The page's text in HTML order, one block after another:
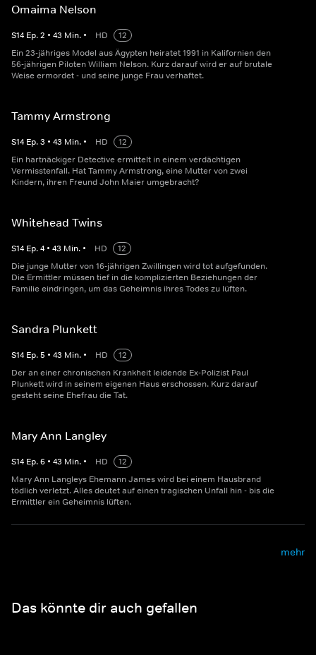
Omaima Nelson
S14 Ep.2 • 43 Min. • HD
12
Ein 23-jähriges Model aus Ägypten heiratet 1991 in Kalifornien den
56-jährigen Piloten William Nelson. Kurz darauf wird er auf brutale
Weise ermordet - und seine junge Frau verhaftet.
Tammy Armstrong
S14 Ep.3 • 43 Min. • HD
12
Ein hartnäckiger Detective ermittelt in einem verdächtigen
Vermisstenfall. Hat Tammy Armstrong, eine Mutter von zwei
Kindern, ihren Freund John Maier umgebracht?
Whitehead Twins
S14 Ep.4 • 43 Min. • HD
12
Die junge Mutter von 16-jährigen Zwillingen wird tot aufgefunden.
Die Ermittler müssen tief in die komplizierten Beziehungen der
Familie eindringen, um das Geheimnis ihres Todes zu lüften.
Sandra Plunkett
S14 Ep.5 • 43 Min. • HD
12
Der an einer chronischen Krankheit leidende Ex-Polizist Paul
Plunkett wird in seinem eigenen Haus erschossen. Kurz darauf
gesteht seine Ehefrau die Tat.
Mary Ann Langley
S14 Ep.6 • 43 Min. • HD
12
Mary Ann Langleys Ehemann James wird bei einem Hausbrand
tödlich verletzt. Alles deutet auf einen tragischen Unfall hin - bis die
Ermittler ein Geheimnis lüften.
mehr
Das könnte dir auch gefallen